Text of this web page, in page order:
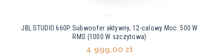
JBL STUDIO 660P Subwoofer aktywny, 12-calowy Moc: 500 W
RMS (1000 W szczytowa)
4 999,00 zł